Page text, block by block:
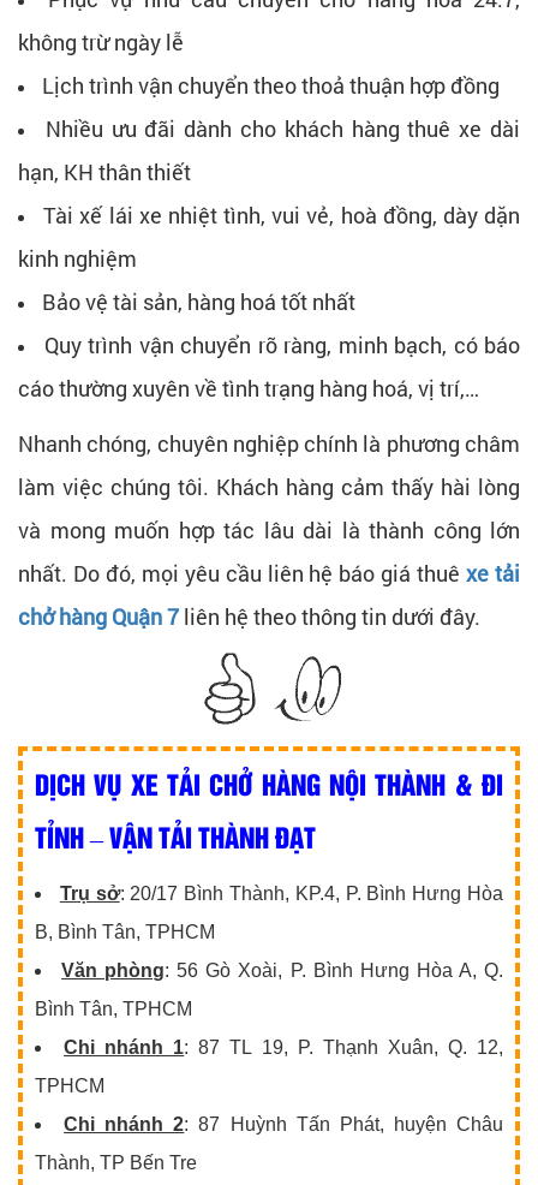
không trừ ngày lễ
Lịch trình vận chuyển theo thoả thuận hợp đồng
Nhiều ưu đãi dành cho khách hàng thuê xe dài
hạn, KH thân thiết
Tài xế lái xe nhiệt tình, vui vẻ, hoà đồng, dày dặn
kinh nghiệm
Bảo vệ tài sản, hàng hoá tốt nhất
Quy trình vận chuyển rõ ràng, minh bạch, có báo
cáo thường xuyên về tình trạng hàng hoá, vị trí,…
Nhanh chóng, chuyên nghiệp chính là phương châm
làm việc chúng tôi. Khách hàng cảm thấy hài lòng
và mong muốn hợp tác lâu dài là thành công lớn
nhất. Do đó, mọi yêu cầu liên hệ báo giá thuêxe tải
chở hàng Quận 7 liên hệ theo thông tin dưới đây.
DỊCH VỤ XE TẢI CHỞ HÀNG NỘI THÀNH & ĐI
TỈNH – VẬN TẢI THÀNH ĐẠT
Trụ sở: 20/17 Bình Thành, KP.4, P. Bình Hưng Hòa
B, Bình Tân, TPHCM
Văn phòng: 56 Gò Xoài, P. Bình Hưng Hòa A, Q.
Bình Tân, TPHCM
Chi nhánh 1: 87 TL 19, P. Thạnh Xuân, Q. 12,
TPHCM
Chi nhánh 2: 87 Huỳnh Tấn Phát, huyện Châu
Thành, TP Bến Tre